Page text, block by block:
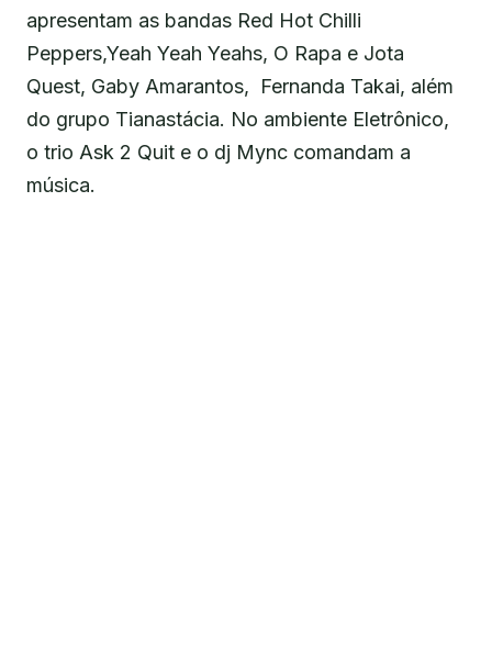
apresentam as bandas Red Hot Chilli
Peppers,Yeah Yeah Yeahs, O Rapa e Jota
Quest, Gaby Amarantos, Fernanda Takai, além
do grupo Tianastácia. No ambiente Eletrônico,
o trio Ask 2 Quit e o dj Mync comandam a
música.